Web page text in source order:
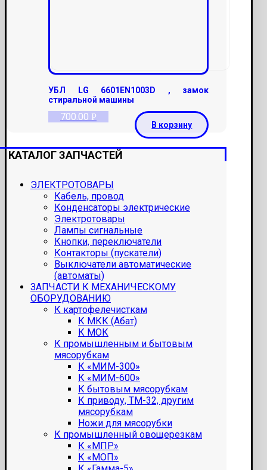
УБЛ LG 6601EN1003D , замок
стиральной машины
700.00 Р
В корзину
КАТАЛОГ ЗАПЧАСТЕЙ
ЭЛЕКТРОТОВАРЫ
Кабель, провод
Конденсаторы электрические
Электротовары
Лампы сигнальные
Кнопки, переключатели
Контакторы (пускатели)
Выключатели автоматические
(автоматы)
ЗАПЧАСТИ К МЕХАНИЧЕСКОМУ
ОБОРУДОВАНИЮ
К картофелечисткам
К МКК (Абат)
К МОК
К промышленным и бытовым
мясорубкам
К «МИМ-300»
К «МИМ-600»
К бытовым мясорубкам
К приводу, ТМ-32, другим
мясорубкам
Ножи для мясорубки
К промышленный овощерезкам
К «МПР»
К «МОП»